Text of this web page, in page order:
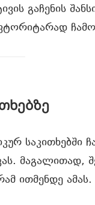
გაჩენის
საკითხებში
მაგალითად,
ითმენდე ამას.